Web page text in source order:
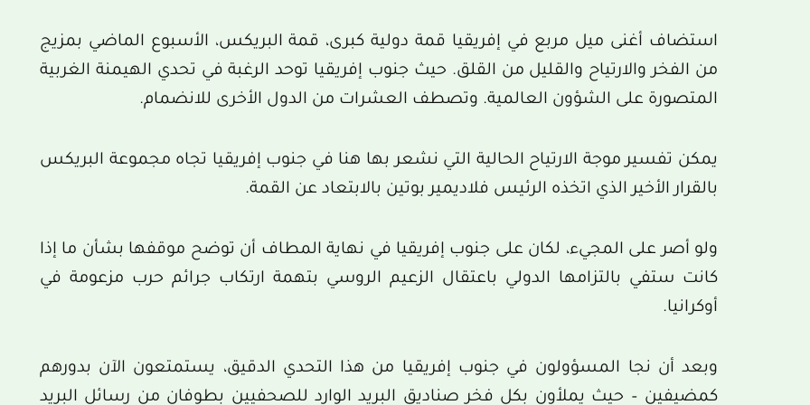
استضاف أغنى ميل مربع في إفريقيا قمة دولية كبرى، قمة البريكس، الأسبوع الماضي بمزيج
من الفخر والارتياح والقليل من القلق. حيث جنوب إفريقيا توحد الرغبة في تحدي الهيمنة الغربية
المتصورة على الشؤون العالمية. وتصطف العشرات من الدول الأخرى للانضمام.
يمكن تفسير موجة الارتياح الحالية التي نشعر بها هنا في جنوب إفريقيا تجاه مجموعة البريكس
بالقرار الأخير الذي اتخذه الرئيس فلاديمير بوتين بالابتعاد عن القمة.
ولو أصر على المجيء، لكان على جنوب إفريقيا في نهاية المطاف أن توضح موقفها بشأن ما إذا
كانت ستفي بالتزامها الدولي باعتقال الزعيم الروسي بتهمة ارتكاب جرائم حرب مزعومة في
أوكرانيا.
وبعد أن نجا المسؤولون في جنوب إفريقيا من هذا التحدي الدقيق، يستمتعون الآن بدورهم
كمضيفين – حيث يملأون بكل فخر صناديق البريد الوارد للصحفيين بطوفان من رسائل البريد